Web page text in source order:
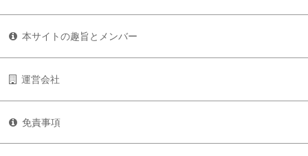
本サイトの趣旨とメンバー
運営会社
免責事項